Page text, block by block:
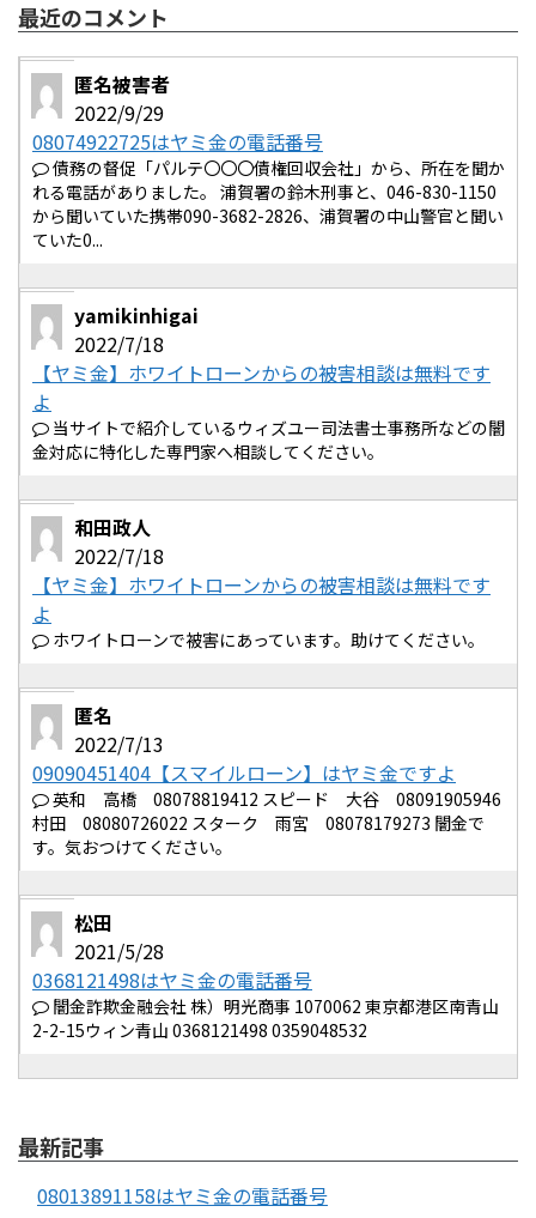
最近のコメント
匿名被害者
2022/9/29
08074922725はヤミ金の電話番号
債務の督促「パルテ〇〇〇債権回収会社」から、所在を聞か
れる電話がありました。 浦賀署の鈴木刑事と、046-830-1150
から聞いていた携帯090-3682-2826、浦賀署の中山警官と聞い
ていた0...
yamikinhigai
2022/7/18
【ヤミ金】ホワイトローンからの被害相談は無料です
よ
当サイトで紹介しているウィズユー司法書士事務所などの闇
金対応に特化した専門家へ相談してください。
和田政人
2022/7/18
【ヤミ金】ホワイトローンからの被害相談は無料です
よ
ホワイトローンで被害にあっています。助けてください。
匿名
2022/7/13
09090451404【スマイルローン】はヤミ金ですよ
英和 高橋 08078819412 スピード 大谷 08091905946
村田 08080726022 スターク 雨宮 08078179273 闇金で
す。気おつけてください。
松田
2021/5/28
0368121498はヤミ金の電話番号
闇金詐欺金融会社 株）明光商事 1070062 東京都港区南青山
2-2-15ウィン青山 0368121498 0359048532
最新記事
08013891158はヤミ金の電話番号